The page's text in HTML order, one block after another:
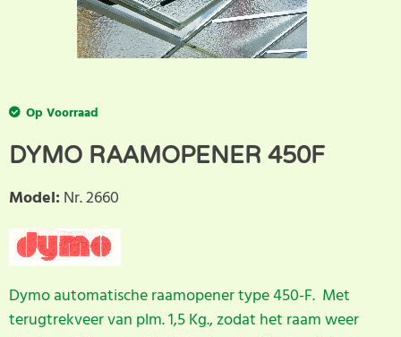
Op Voorraad
DYMO RAAMOPENER 450F
Model: Nr. 2660
Dymo automatische raamopener type 450-F. Met
terugtrekveer van plm. 1,5 Kg., zodat het raam weer